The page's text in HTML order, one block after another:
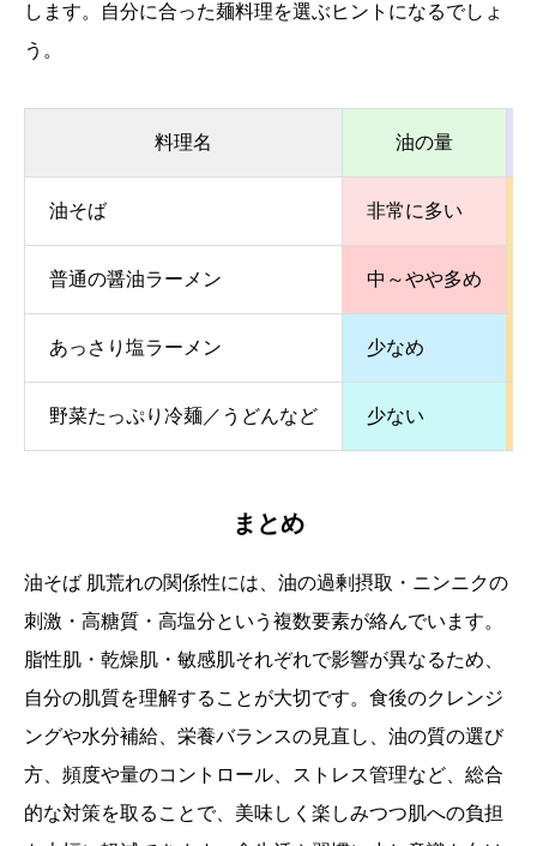
します。自分に合った麺料理を選ぶヒントになるでしょ
う。
料理名 油の量
油そば 非常に多い
普通の醤油ラーメン 中～やや多め
あっさり塩ラーメン 少なめ
野菜たっぷり冷麺／うどんなど 少ない
まとめ
油そば 肌荒れの関係性には、油の過剰摂取・ニンニクの
刺激・高糖質・高塩分という複数要素が絡んでいます。
脂性肌・乾燥肌・敏感肌それぞれで影響が異なるため、
自分の肌質を理解することが大切です。食後のクレンジ
ングや水分補給、栄養バランスの見直し、油の質の選び
方、頻度や量のコントロール、ストレス管理など、総合
的な対策を取ることで、美味しく楽しみつつ肌への負担